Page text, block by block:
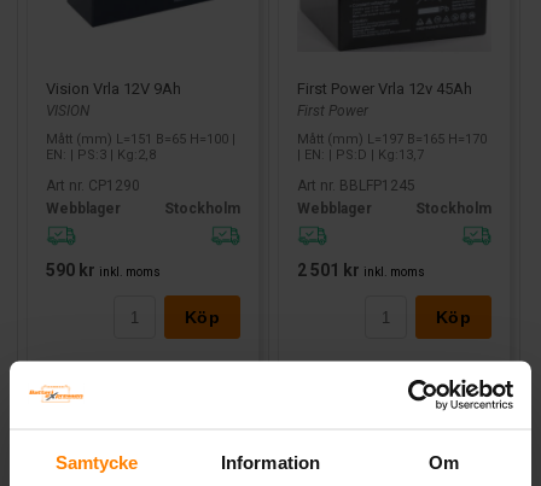
Samtycke Information Om
Vision Vrla 12V 9Ah
VISION
Mått (mm) L=151 B=65 H=100 |
EN: | PS:3 | Kg:2,8
Art nr. CP1290
Webblager
Stockholm
590 kr inkl. moms
Köp
First Power Vrla 12v 45Ah
First Power
Mått (mm) L=197 B=165 H=170
| EN: | PS:D | Kg:13,7
Art nr. BBLFP1245
Webblager
Stockholm
2 501 kr inkl. moms
Köp